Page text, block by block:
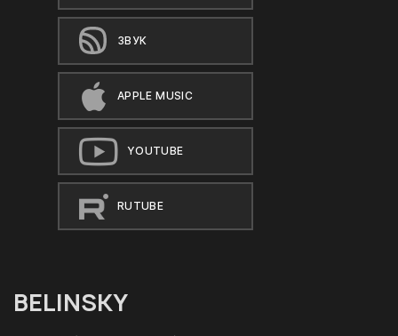
ЗВУК
APPLE MUSIC
YOUTUBE
RUTUBE
BELINSKY